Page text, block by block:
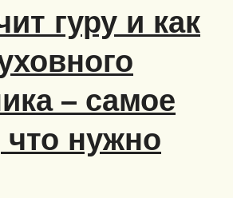
гуру и как
– самое
нужно